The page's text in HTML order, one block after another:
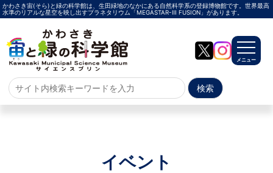
かわさき宙(そら)と緑の科学館は、生田緑地のなかにある自然科学系の登録博物館です。世界最高
水準のリアルな星空を映し出すプラネタリウム「MEGASTAR-Ⅲ FUSION」があります。
メニュー
ホーム
イベント